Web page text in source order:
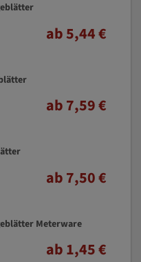
ab 5,44 €
ab 7,59 €
ab 7,50 €
Meterware
ab 1,45 €